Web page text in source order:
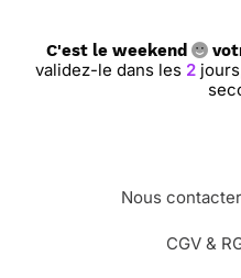
⭐⭐⭐⭐
!!!
paraissait
C'est le weekend
validez-le dans les 2
Nous contacter
CGV &